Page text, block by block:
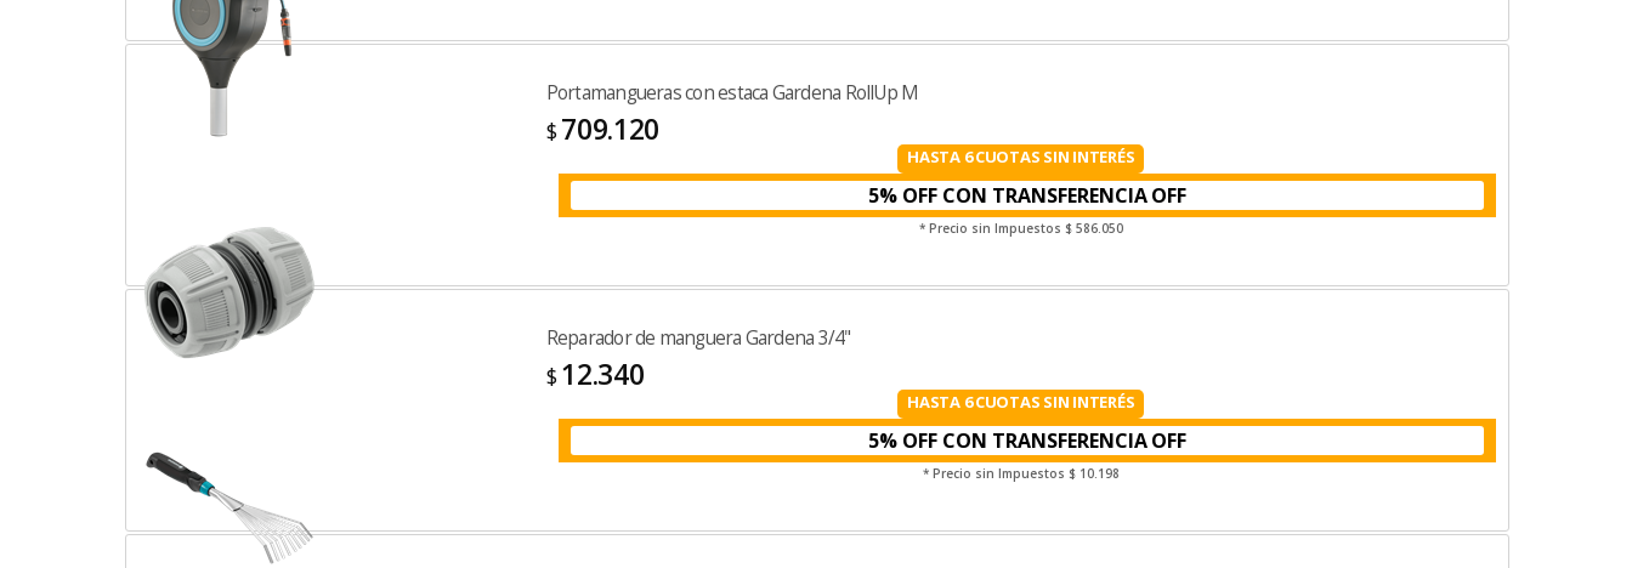
Portamangueras con estaca Gardena RollUp M
$ 709.120
HASTA 6 CUOTAS SIN INTERÉS
5% OFF CON TRANSFERENCIA
* Precio sin Impuestos $ 586.050
Reparador de manguera Gardena 3/4"
$ 12.340
HASTA 6 CUOTAS SIN INTERÉS
5% OFF CON TRANSFERENCIA
* Precio sin Impuestos $ 10.198